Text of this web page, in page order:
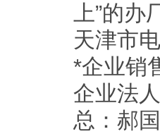
上”的
天津市
*企业销
企业法
总：郝